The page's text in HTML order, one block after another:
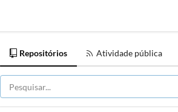
Repositórios Atividade pública